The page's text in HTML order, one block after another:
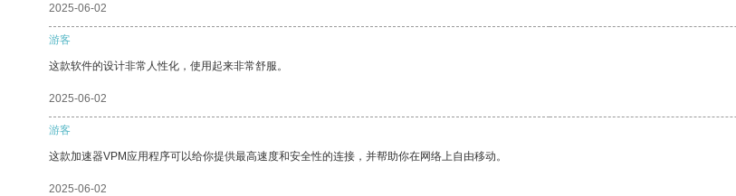
2025-06-02
游客
这款软件的设计非常人性化，使用起来非常舒服。
2025-06-02
游客
这款加速器VPM应用程序可以给你提供最高速度和安全性的连接，并帮助你在网络上自由移动。
2025-06-02